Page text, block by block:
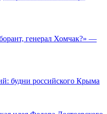
генерал Хомчак?» —
будни российского Крыма